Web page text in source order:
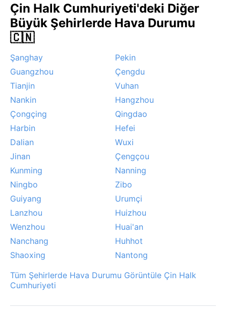
Çin Halk Cumhuriyeti'deki Diğer
Büyük Şehirlerde Hava Durumu
🇨🇳
Şanghay
Pekin
Guangzhou
Çengdu
Tianjin
Vuhan
Nankin
Hangzhou
Çongçing
Qingdao
Harbin
Hefei
Dalian
Wuxi
Jinan
Çengçou
Kunming
Nanning
Ningbo
Zibo
Guiyang
Urumçi
Lanzhou
Huizhou
Wenzhou
Huai'an
Nanchang
Huhhot
Shaoxing
Nantong
Tüm Şehirlerde Hava Durumu Görüntüle Çin Halk
Cumhuriyeti